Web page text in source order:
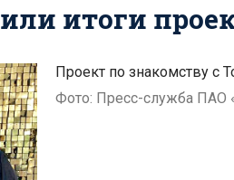
итоги
Проект по знакомству с
Фото: Пресс-служба ПАО